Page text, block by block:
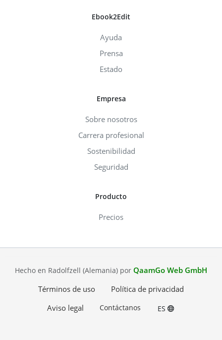
Ebook2Edit
Ayuda
Prensa
Estado
Empresa
Sobre nosotros
Carrera profesional
Sostenibilidad
Seguridad
Producto
Precios
Hecho en Radolfzell (Alemania) por QaamGo Web GmbH
Términos de uso
Política de privacidad
Aviso legal
Contáctanos ES